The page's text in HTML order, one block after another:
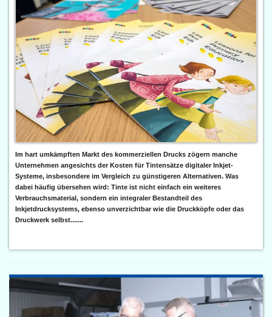
Im hart umkämpften Markt des kommerziellen Drucks zögern manche
Unternehmen angesichts der Kosten für Tintensätze digitaler Inkjet-
Systeme, insbesondere im Vergleich zu günstigeren Alternativen. Was
dabei häufig übersehen wird: Tinte ist nicht einfach ein weiteres
Verbrauchsmaterial, sondern ein integraler Bestandteil des
Inkjetdrucksystems, ebenso unverzichtbar wie die Druckköpfe oder das
Druckwerk selbst.......